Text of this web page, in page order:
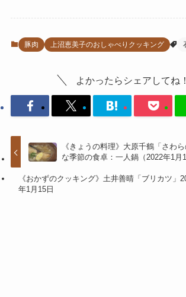
豚肉 上沼恵美子のおしゃべりクッキング
よかったらシェアしてね！
《きょうの料理》大原千鶴「さわ
な季節の食卓：一人鍋（2022年1月
《おかずのクッキング》土井善晴「ブリカツ」
年1月15日